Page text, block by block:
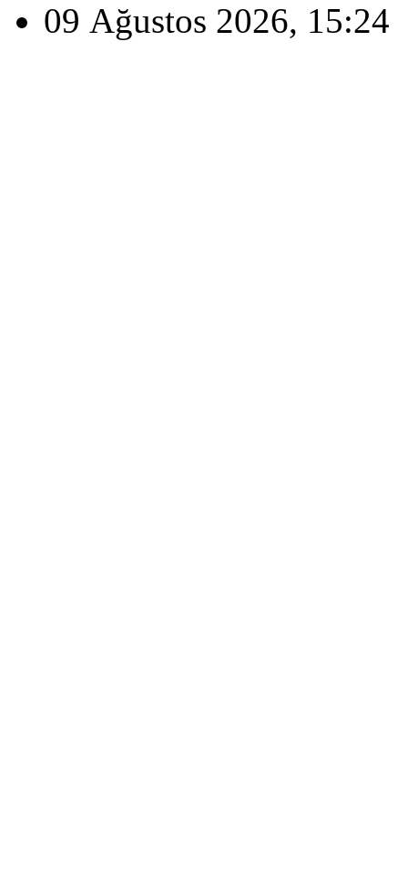
09 Ağustos 2026, 15:24